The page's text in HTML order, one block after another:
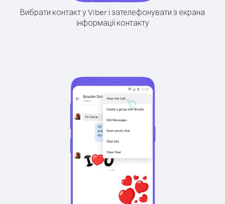
Вибрати контакт у Viber і зателефонувати з екрана
інформації контакту